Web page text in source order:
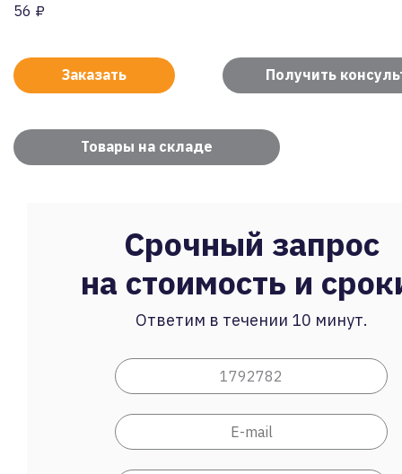
56 ₽
Заказать Получить
Товары на складе
Срочный запрос
на стоимость и
Ответим в течении 10 минут.